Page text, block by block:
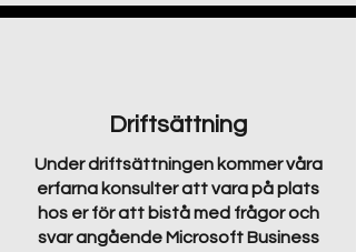
Driftsättning
Under driftsättningen kommer våra
erfarna konsulter att vara på plats
hos er för att bistå med frågor och
svar angående Microsoft Business